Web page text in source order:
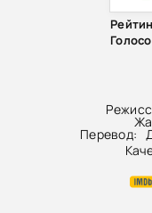
Перевод: